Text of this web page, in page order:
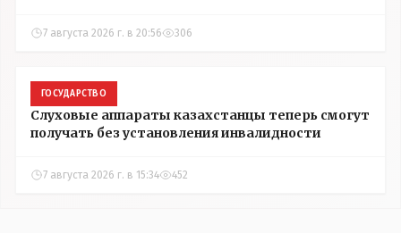
7 августа 2026 г. в 20:56 306
ГОСУДАРСТВО
Слуховые аппараты казахстанцы теперь смогут
получать без установления инвалидности
7 августа 2026 г. в 15:34 452